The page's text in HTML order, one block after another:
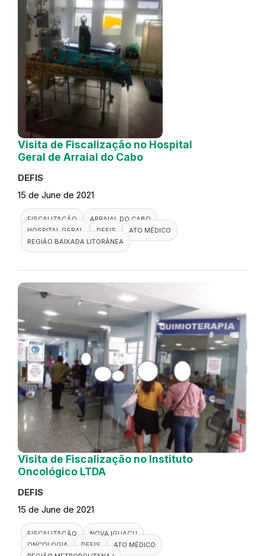
Visita de Fiscalização no Hospital
Geral de Arraial do Cabo
DEFIS
15 de June de 2021
FISCALIZAÇÃO
ARRAIAL DO CABO
HOSPITAL GERAL
DEFIS
ATO MÉDICO
REGIÃO BAIXADA LITORÂNEA
Visita de Fiscalização no Instituto
Oncológico LTDA
DEFIS
15 de June de 2021
FISCALIZAÇÃO
NOVA IGUAÇU
ONCOLOGIA
DEFIS
ATO MÉDICO